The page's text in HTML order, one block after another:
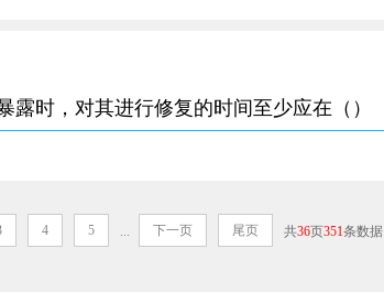
露时，对其进行修复的时间至少应在（）
4 5 ... 下一页 尾页 共36页351条数据